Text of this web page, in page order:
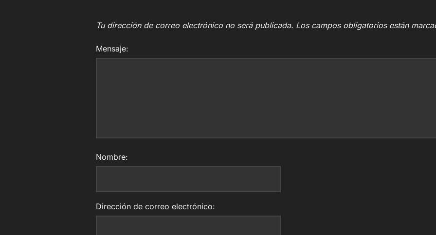
Tu dirección de correo electrónico no será publicada. Los campos obligatorios están
Mensaje:
Nombre:
Dirección de correo electrónico: